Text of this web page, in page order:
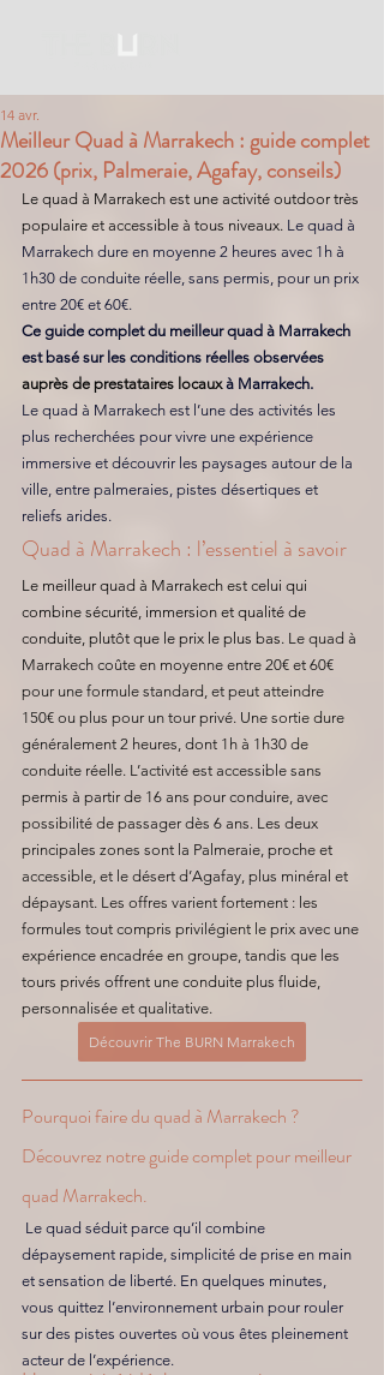
Meilleur Quad à Marrakech : guide complet
2026 (prix, Palmeraie, Agafay, conseils)
14 avr.
Le quad à Marrakech est une activité outdoor très
populaire et accessible à tous niveaux. Le quad à
Marrakech dure en moyenne 2 heures avec 1h à
1h30 de conduite réelle, sans permis, pour un prix
entre 20€ et 60€.
Ce guide complet du meilleur quad à Marrakech
est basé sur les conditions réelles observées
auprès de prestataires locaux à Marrakech.
Le quad à Marrakech est l’une des activités les
plus recherchées pour vivre une expérience
immersive et découvrir les paysages autour de la
ville, entre palmeraies, pistes désertiques et
reliefs arides.
Quad à Marrakech : l’essentiel à savoir
Le meilleur quad à Marrakech est celui qui
combine sécurité, immersion et qualité de
conduite, plutôt que le prix le plus bas. Le quad à
Marrakech coûte en moyenne entre 20€ et 60€
pour une formule standard, et peut atteindre
150€ ou plus pour un tour privé. Une sortie dure
généralement 2 heures, dont 1h à 1h30 de
conduite réelle. L’activité est accessible sans
permis à partir de 16 ans pour conduire, avec
possibilité de passager dès 6 ans. Les deux
principales zones sont la Palmeraie, proche et
accessible, et le désert d’Agafay, plus minéral et
dépaysant. Les offres varient fortement : les
formules tout compris privilégient le prix avec une
expérience encadrée en groupe, tandis que les
tours privés offrent une conduite plus fluide,
personnalisée et qualitative.
Découvrir The BURN Marrakech
Pourquoi faire du quad à Marrakech ?
Découvrez notre guide complet pour meilleur
quad Marrakech.
Le quad séduit parce qu’il combine
dépaysement rapide, simplicité de prise en main
et sensation de liberté. En quelques minutes,
vous quittez l’environnement urbain pour rouler
sur des pistes ouvertes où vous êtes pleinement
acteur de l’expérience.